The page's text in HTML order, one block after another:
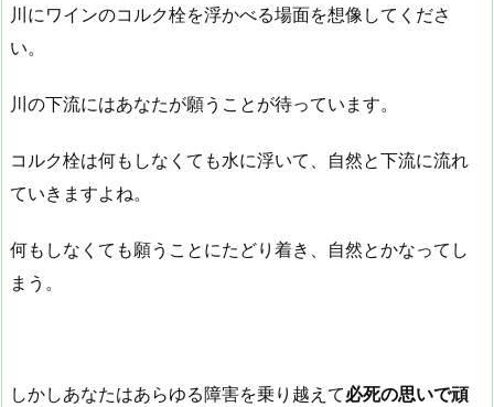
川にワインのコルク栓を浮かべる場面を想像してくださ
い。
川の下流にはあなたが願うことが待っています。
コルク栓は何もしなくても水に浮いて、自然と下流に流れ
ていきますよね。
何もしなくても願うことにたどり着き、自然とかなってし
まう。
しかしあなたはあらゆる障害を乗り越えて必死の思いで頑